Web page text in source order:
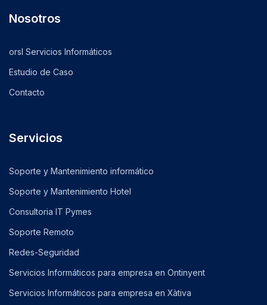
Nosotros
orsl Servicios Informáticos
Estudio de Caso
Contacto
Servicios
Soporte y Mantenimiento informático
Soporte y Mantenimiento Hotel
Consultoria IT Pymes
Soporte Remoto
Redes-Seguridad
Servicios Informáticos para empresa en Ontinyent
Servicios Informáticos para empresa en Xàtiva